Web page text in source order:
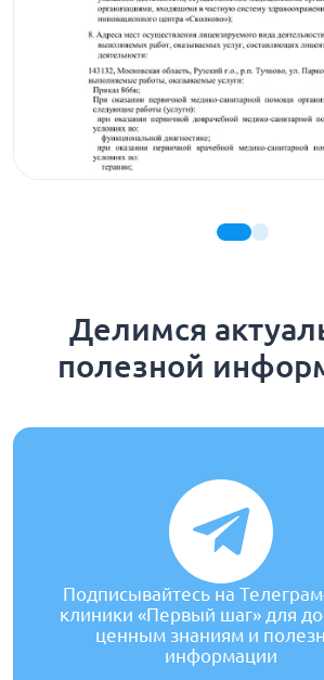
Делимся
полезной
Подписывайтесь на
клиники «Первый шаг» для
ценным знаниям и
информации